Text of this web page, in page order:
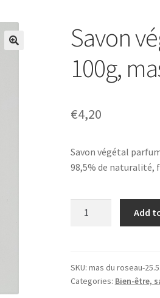
Savon
100g,
€4,20
Savon végétal
98,5% de naturalité,
100g,
mas
Add
SKU: mas du roseau-
Categories: Bien-être,